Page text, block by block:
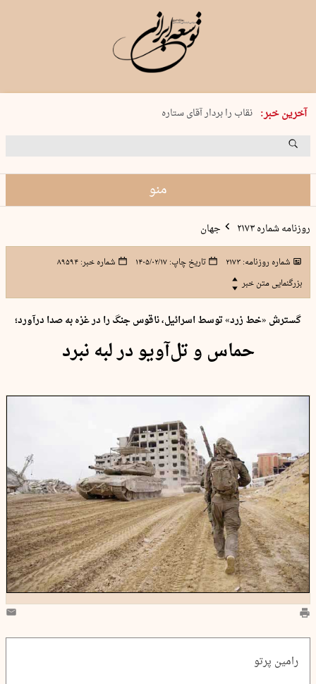
آخرین خبر:
پنجشنبه 15 مرداد 1405 شماره 2243
نقاب را بردار آقای ستاره
منو
روزنامه شماره ۲۱۷۳ جهان
شماره روزنامه:۲۱۷۳ تاریخ چاپ:۱۴۰۵/۰۲/۱۷ شماره خبر:۸۹۵۹۴
بزرگنمایی متن خبر
گسترش «خط زرد» توسط اسرائیل، ناقوس جنگ را در غزه به صدا درآورد؛
حماس و تل‌آویو در لبه نبرد
رامین پرتو